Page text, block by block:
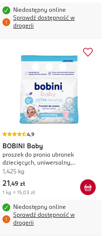
Niedostępny online
Sprawdź dostępność w
drogerii
4,9
BOBINI Baby
proszek do prania ubranek
dziecięcych, uniwersalny,
hipoalergiczny
1,425 kg
21 ,49 zł
1 kg = 15,03 zł
Niedostępny online
Sprawdź dostępność w
drogerii